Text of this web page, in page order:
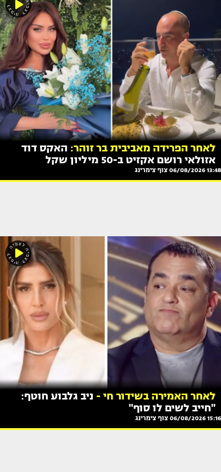
לאחר הפרידה מאביבית בר זוהר: האקס דוד
אזולאי רושם אקזיט ב-50 מיליון שקל
13:48 06/08/2026 צוף צימרינג
לאחר האמירה בשידור חי - ניב גלבוע חוטף:
"חייב לשים לו סוף"
15:16 06/08/2026 צוף צימרינג